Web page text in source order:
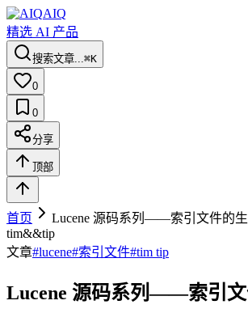
AIQ
精选 AI 产品
搜索文章...⌘K
0
0
分享
顶部
首页
Lucene 源码系列——索引文件的
tim&&tip
文章#lucene#索引文件#tim tip
Lucene 源码系列——索引